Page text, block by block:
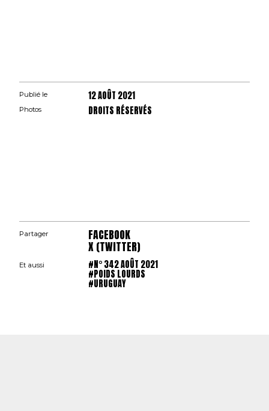
Publié le 12 AOÛT 2021
Photos DROITS RÉSERVÉS
Partager FACEBOOK
X (TWITTER)
Et aussi #N° 342 AOÛT 2021
#POIDS LOURDS
#URUGUAY